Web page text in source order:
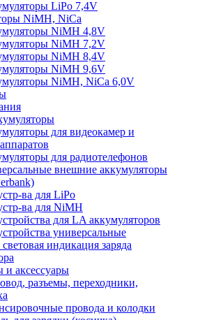
LiPo 7,4V
NiMH, NiCa
NiMH 4,8V
NiMH 7,2V
NiMH 8,4V
NiMH 9,6V
NiMH, NiCa 6,0V
для видеокамер и
для радиотелефонов
внешние аккумуляторы
ва для LiPo
ва для NiMH
для LA аккумуляторов
универсальные
индикация заряда
и аксессуары
разъемы, переходники,
провода и колодки